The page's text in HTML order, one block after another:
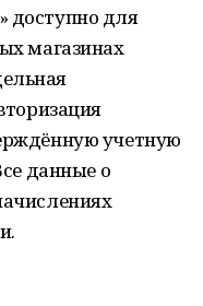
доступно для
магазинах
учетную
данные о